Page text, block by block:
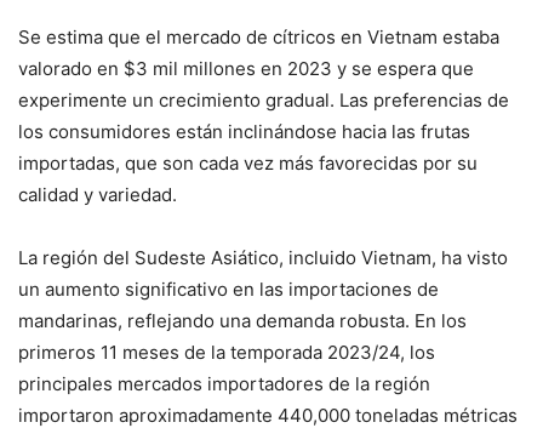
Se estima que el mercado de cítricos en Vietnam estaba
valorado en $3 mil millones en 2023 y se espera que
experimente un crecimiento gradual. Las preferencias de
los consumidores están inclinándose hacia las frutas
importadas, que son cada vez más favorecidas por su
calidad y variedad​.
La región del Sudeste Asiático, incluido Vietnam, ha visto
un aumento significativo en las importaciones de
mandarinas, reflejando una demanda robusta. En los
primeros 11 meses de la temporada 2023/24, los
principales mercados importadores de la región
importaron aproximadamente 440,000 toneladas métricas